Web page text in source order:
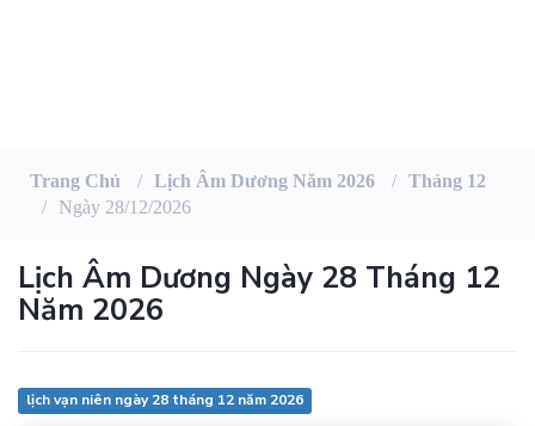
Trang Chủ Lịch Âm Dương Năm 2026
Tháng 12
Ngày 28/12/2026
Lịch Âm Dương Ngày 28 Tháng 12
Năm 2026
lịch vạn niên ngày 28 tháng 12 năm 2026